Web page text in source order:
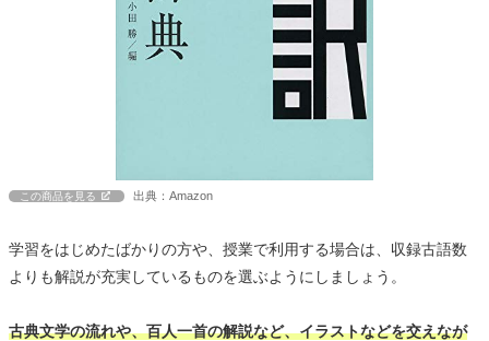
この商品を見る 出典：Amazon
学習をはじめたばかりの方や、授業で利用する場合は、収録古語数
よりも解説が充実しているものを選ぶようにしましょう。
古典文学の流れや、百人一首の解説など、イラストなどを交えなが